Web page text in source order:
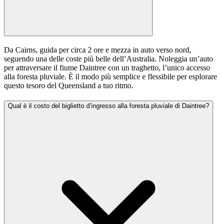
Da Cairns, guida per circa 2 ore e mezza in auto verso nord,
seguendo una delle coste più belle dell’Australia. Noleggia un’auto
per attraversare il fiume Daintree con un traghetto, l’unico accesso
alla foresta pluviale. È il modo più semplice e flessibile per esplorare
questo tesoro del Queensland a tuo ritmo.
Qual è il costo del biglietto d’ingresso alla foresta pluviale di Daintree?